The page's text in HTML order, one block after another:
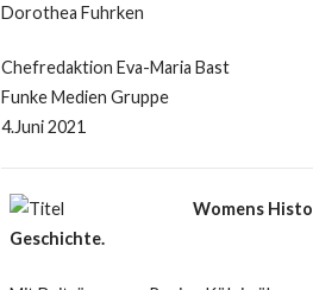
Dorothea Fuhrken
Chefredaktion Eva-Maria Bast
Funke Medien Gruppe
4.Juni 2021
Womens
Geschichte.